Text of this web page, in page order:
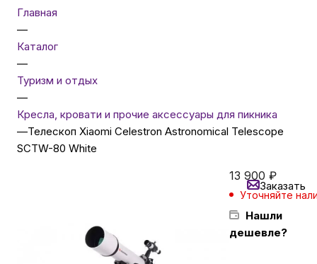
Фототехника
ТВ и проекторы
Главная
—
Каталог
—
Туризм и отдых
—
Кресла, кровати и прочие аксессуары для пикника
—Телескоп Xiaomi Celestron Astronomical Telescope
SCTW-80 White
13 900 ₽
Уточняйте
Нашли
дешевле?
Заказать